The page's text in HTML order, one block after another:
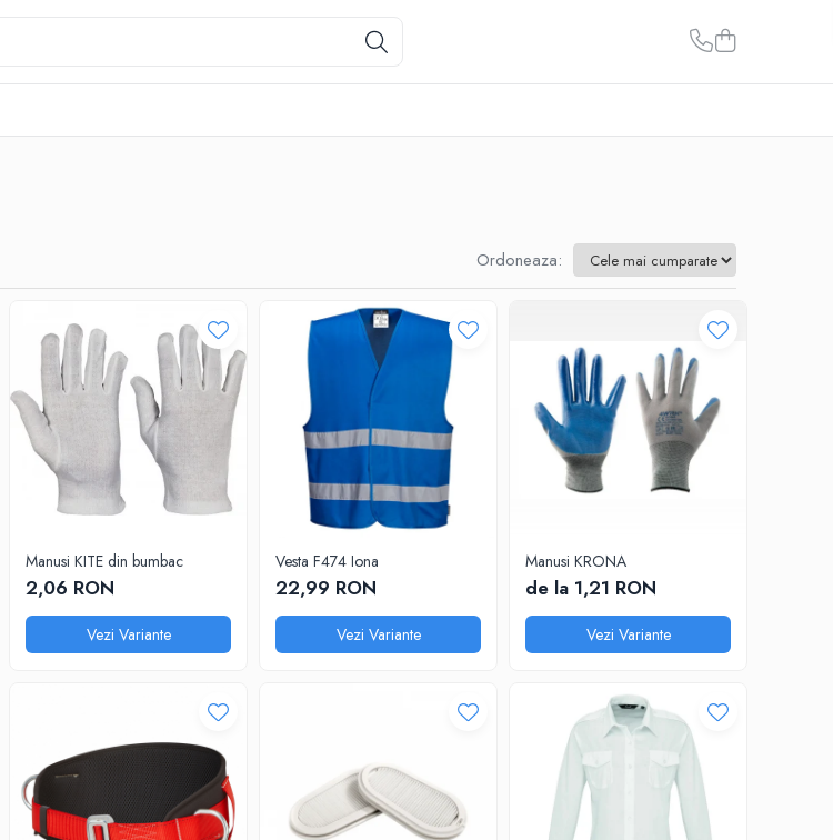
Ordoneaza:
Manusi KITE din bumbac
2,06 RON
Vezi Variante
Vesta F474 Iona
22,99 RON
Vezi Variante
Manusi KRONA
de la 1,21 RON
Vezi Variante